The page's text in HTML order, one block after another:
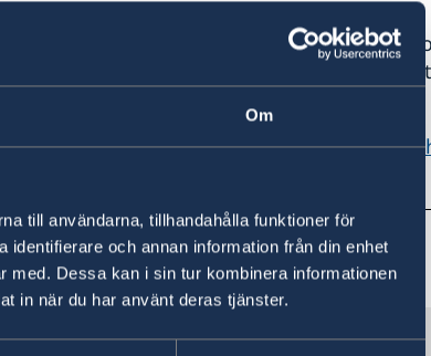
Om
till användarna, tillhandahålla funktioner för
och annan information från din enhet
Dessa kan i sin tur kombinera informationen
in när du har använt deras tjänster.
and the apostille formality only applies
by the public authorities of a Member
link to EU Regulation can be found on
13.57